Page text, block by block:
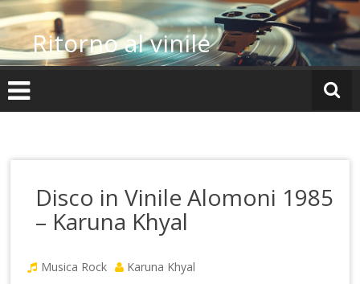
Vai
al
contenutoRitorno al vinile
Disco in Vinile Alomoni 1985
– Karuna Khyal
Musica Rock Karuna Khyal